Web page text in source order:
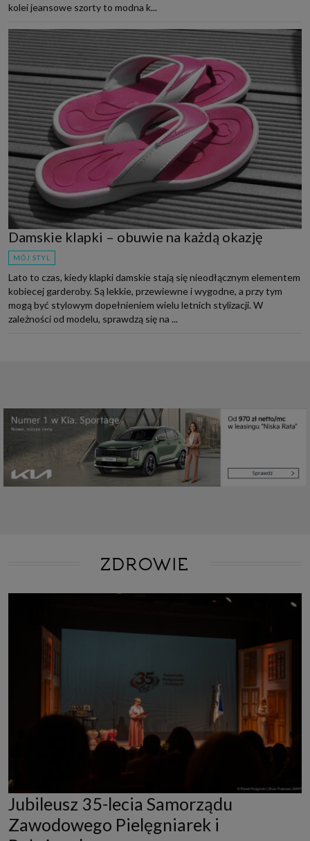
kolei jeansowe szorty to modna k...
Damskie klapki – obuwie na każdą okazję
MÓJ STYL
Lato to czas, kiedy klapki damskie stają się nieodłącznym elementem
kobiecej garderoby. Są lekkie, przewiewne i wygodne, a przy tym
mogą być stylowym dopełnieniem wielu letnich stylizacji. W
zależności od modelu, sprawdzą się na ...
ZDROWIE
Jubileusz 35-lecia Samorządu
Zawodowego Pielęgniarek i